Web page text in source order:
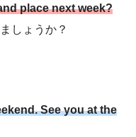
place next week?
しょうか？
See you at the